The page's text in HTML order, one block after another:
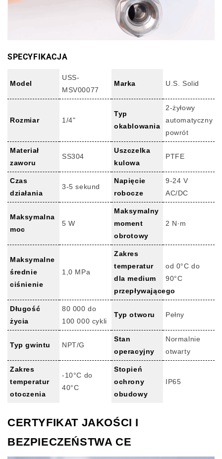
SPECYFIKACJA
Model
USS-
MSV00077
Marka U.S. Solid
Rozmiar 1/4"
Typ
okablowania
2-żyłowy
automatyczny
powrót
Materiał
zaworu
SS304
Uszczelka
kulowa
PTFE
Czas
działania
3-5 sekund
Napięcie
robocze
9-24 V
AC/DC
Maksymalna
moc
5 W
Maksymalny
moment
obrotowy
2 N·m
Maksymalne
średnie
ciśnienie
1,0 MPa
Zakres
temperatur
dla medium
przepływającego
od 0°C do
90°C
Długość
życia
80 000 do
100 000 cykli
Typ otworu Pełny
Typ gwintu NPT/G
Stan
operacyjny
Normalnie
otwarty
Zakres
temperatur
otoczenia
-10°C do
40°C
Stopień
ochrony
obudowy
IP65
CERTYFIKAT JAKOŚCI I
BEZPIECZEŃSTWA CE